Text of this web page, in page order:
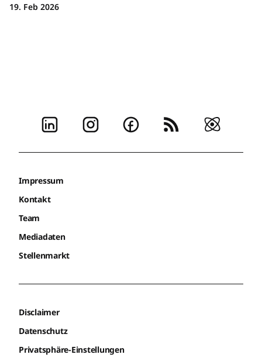
19. Feb 2026
Impressum
Kontakt
Team
Mediadaten
Stellenmarkt
Disclaimer
Datenschutz
Privatsphäre-Einstellungen